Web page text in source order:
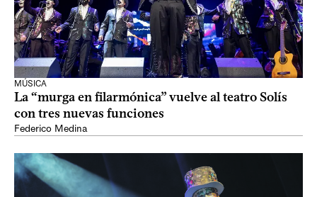
MÚSICA
La “murga en filarmónica” vuelve al teatro Solís
con tres nuevas funciones
Federico Medina